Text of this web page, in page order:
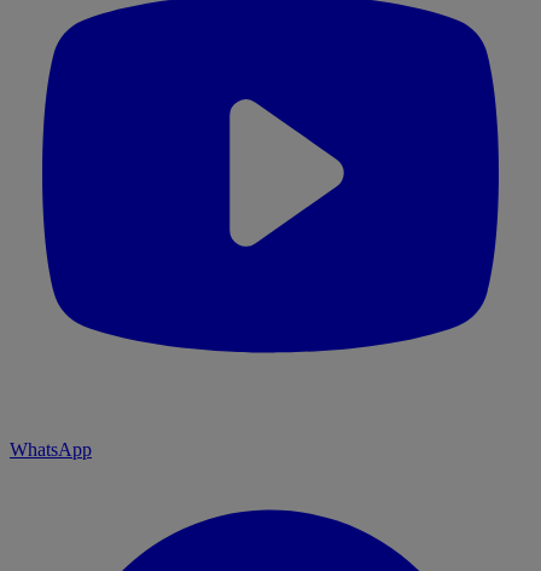
WhatsApp